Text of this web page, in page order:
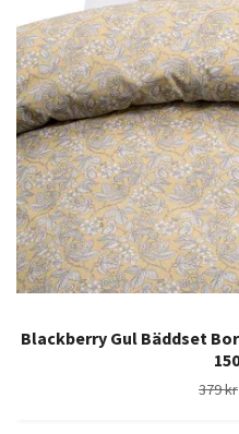
Blackberry Gul Bäddset
379 kr